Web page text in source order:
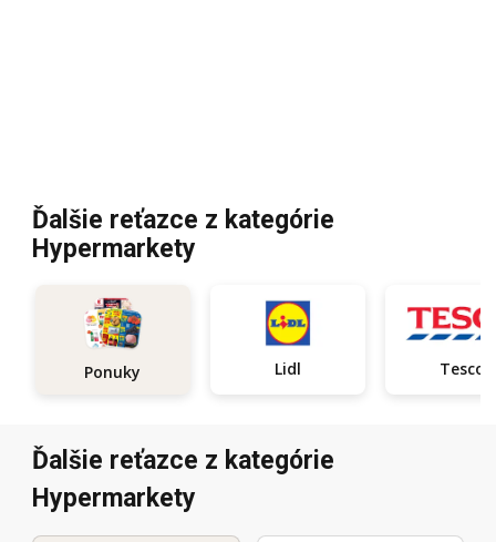
Ďalšie reťazce z kategórie
Hypermarkety
Ponuky Lidl Tesco
Ďalšie reťazce z kategórie
Hypermarkety